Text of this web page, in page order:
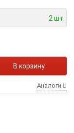
2 шт.
Аналоги
В корзину